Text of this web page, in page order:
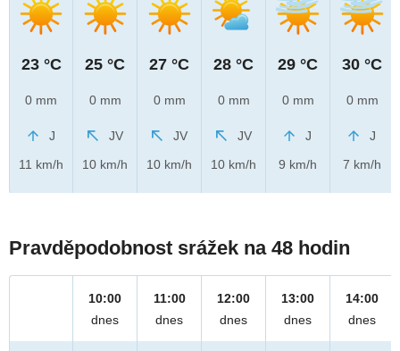
23 °C
0 mm
J
11 km/h
25 °C
0 mm
JV
10 km/h
27 °C
0 mm
JV
10 km/h
28 °C
0 mm
JV
10 km/h
29 °C
0 mm
J
9 km/h
30 °C
0 mm
J
7 km/h
Pravděpodobnost srážek na 48 hodin
10:00
dnes
11:00
dnes
12:00
dnes
13:00
dnes
14:00
dnes